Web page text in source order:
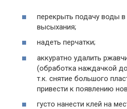
перекрыть подачу воды
высыхания;
надеть перчатки;
аккуратно удалить
(обработка наждачкой
т.к. снятие большого
привести к появлению
густо нанести клей на